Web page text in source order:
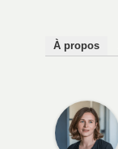
À propos